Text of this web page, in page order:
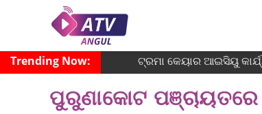
Trending Now: ଟ୍ରମା କେୟାର ଆଇସିୟୁ
ପୁରୁଣାକୋଟ